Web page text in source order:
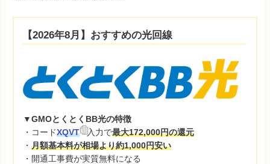
【2026年8月】おすすめの光回線
▼GMOとくとくBB光の特徴
・コードXQVT 入力で最大172,000円の還元
・ 月額基本料が相場より約1,000円安い
・開通工事費が実質無料になる